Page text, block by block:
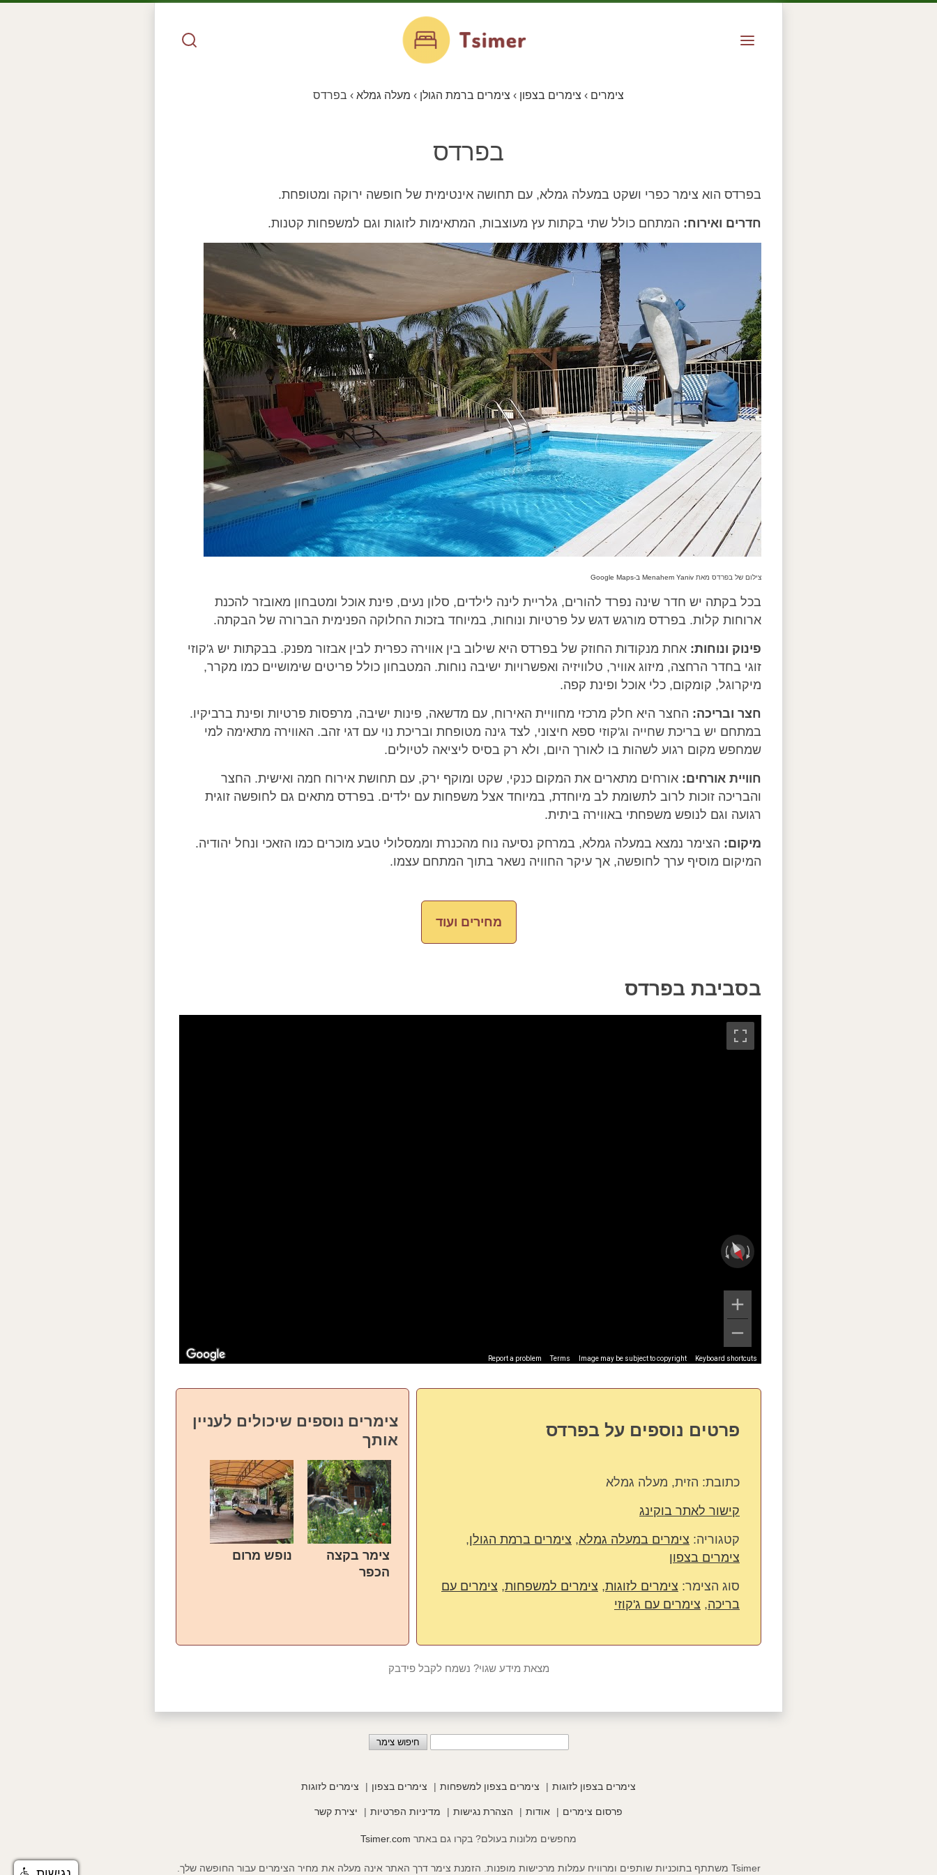
צימרים › צימרים בצפון › צימרים ברמת הגולן › מעלה גמלא › בפרדס
בפרדס
בפרדס הוא צימר כפרי ושקט במעלה גמלא, עם תחושה אינטימית של חופשה ירוקה ומטופחת.
חדרים ואירוח: המתחם כולל שתי בקתות עץ מעוצבות, המתאימות לזוגות וגם למשפחות קטנות.
צילום של בפרדס מאת Menahem Yaniv ב-Google Maps
בכל בקתה יש חדר שינה נפרד להורים, גלריית לינה לילדים, סלון נעים, פינת אוכל ומטבחון מאובזר להכנת
ארוחות קלות. בפרדס מורגש דגש על פרטיות ונוחות, במיוחד בזכות החלוקה הפנימית הברורה של הבקתה.
פינוק ונוחות: אחת מנקודות החוזק של בפרדס היא שילוב בין אווירה כפרית לבין אבזור מפנק. בבקתות יש ג'קוזי
זוגי בחדר הרחצה, מיזוג אוויר, טלוויזיה ואפשרויות ישיבה נוחות. המטבחון כולל פריטים שימושיים כמו מקרר,
מיקרוגל, קומקום, כלי אוכל ופינת קפה.
חצר ובריכה: החצר היא חלק מרכזי מחוויית האירוח, עם מדשאה, פינות ישיבה, מרפסות פרטיות ופינת ברביקיו.
במתחם יש בריכת שחייה וג'קוזי ספא חיצוני, לצד גינה מטופחת ובריכת נוי עם דגי זהב. האווירה מתאימה למי
שמחפש מקום רגוע לשהות בו לאורך היום, ולא רק בסיס ליציאה לטיולים.
חוויית אורחים: אורחים מתארים את המקום כנקי, שקט ומוקף ירק, עם תחושת אירוח חמה ואישית. החצר
והבריכה זוכות לרוב לתשומת לב מיוחדת, במיוחד אצל משפחות עם ילדים. בפרדס מתאים גם לחופשה זוגית
רגועה וגם לנופש משפחתי באווירה ביתית.
מיקום: הצימר נמצא במעלה גמלא, במרחק נסיעה נוח מהכנרת וממסלולי טבע מוכרים כמו הזאכי ונחל יהודיה.
המיקום מוסיף ערך לחופשה, אך עיקר החוויה נשאר בתוך המתחם עצמו.
מחירים ועוד
בסביבת בפרדס
Keyboard shortcuts
Image may be subject to copyright
Terms
Report a problem
פרטים נוספים על בפרדס
כתובת: הזית, מעלה גמלא
קישור לאתר בוקינג
קטגוריה: צימרים במעלה גמלא, צימרים ברמת הגולן,
צימרים בצפון
סוג הצימר: צימרים לזוגות, צימרים למשפחות, צימרים עם
בריכה, צימרים עם ג'קוזי
צימרים נוספים שיכולים לעניין
אותך
צימר בקצה
הכפר
נופש מרום
מצאת מידע שגוי? נשמח לקבל פידבק
צימרים בצפון לזוגות צימרים בצפון למשפחות צימרים בצפון צימרים לזוגות
פרסום צימרים אודות הצהרת נגישות מדיניות הפרטיות יצירת קשר
מחפשים מלונות בעולם? בקרו גם באתר Tsimer.com
Tsimer משתתף בתוכניות שותפים ומרוויח עמלות מרכישות מופנות. הזמנת צימר דרך האתר אינה מעלה את מחיר הצימרים עבור החופשה שלך.